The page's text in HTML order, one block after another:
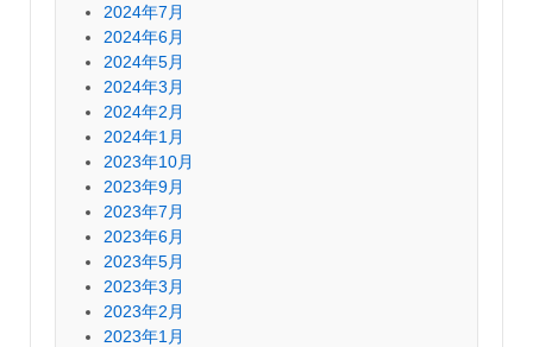
2024年7月
2024年6月
2024年5月
2024年3月
2024年2月
2024年1月
2023年10月
2023年9月
2023年7月
2023年6月
2023年5月
2023年3月
2023年2月
2023年1月